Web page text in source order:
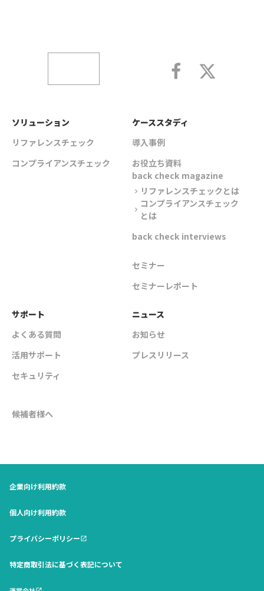
ソリューション
リファレンスチェック
コンプライアンスチェック
ケーススタディ
導入事例
お役立ち資料
back check magazine
chevron_right リファレンスチェックとは
chevron_right
コンプライアンスチェック
とは
back check interviews
セミナー
セミナーレポート
サポート
よくある質問
活用サポート
セキュリティ
ニュース
お知らせ
プレスリリース
候補者様へ
企業向け利用約款
個人向け利用約款
プライバシーポリシー open_in_new
特定商取引法に基づく表記について